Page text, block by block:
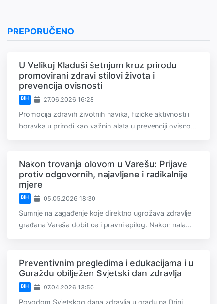
PREPORUČENO
U Velikoj Kladuši šetnjom kroz prirodu
promovirani zdravi stilovi života i
prevencija ovisnosti
BiH 27.06.2026 16:28
Promocija zdravih životnih navika, fizičke aktivnosti i
boravka u prirodi kao važnih alata u prevenciji ovisno...
Nakon trovanja olovom u Varešu: Prijave
protiv odgovornih, najavljene i radikalnije
mjere
BiH 05.05.2026 18:30
Sumnje na zagađenje koje direktno ugrožava zdravlje
građana Vareša dobit će i pravni epilog. Nakon nala...
Preventivnim pregledima i edukacijama i u
Goraždu obilježen Svjetski dan zdravlja
BiH 07.04.2026 13:50
Povodom Svjetskog dana zdravlja u gradu na Drini